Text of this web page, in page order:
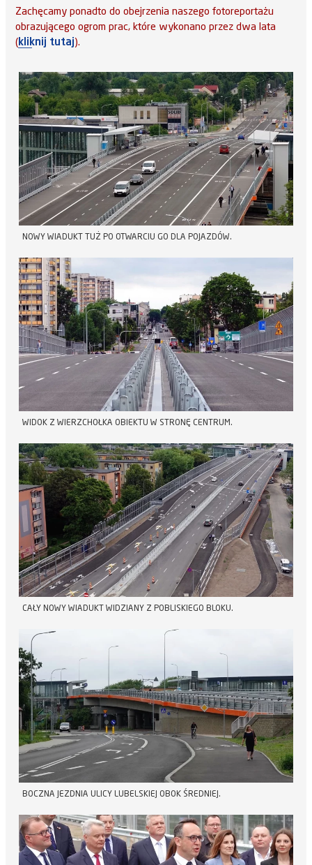
Zachęcamy ponadto do obejrzenia naszego fotoreportażu
obrazującego ogrom prac, które wykonano przez dwa lata
( kliknij tutaj).
NOWY WIADUKT TUŻ PO OTWARCIU GO DLA POJAZDÓW.
WIDOK Z WIERZCHOŁKA OBIEKTU W STRONĘ CENTRUM.
CAŁY NOWY WIADUKT WIDZIANY Z POBLISKIEGO BLOKU.
BOCZNA JEZDNIA ULICY LUBELSKIEJ OBOK ŚREDNIEJ.